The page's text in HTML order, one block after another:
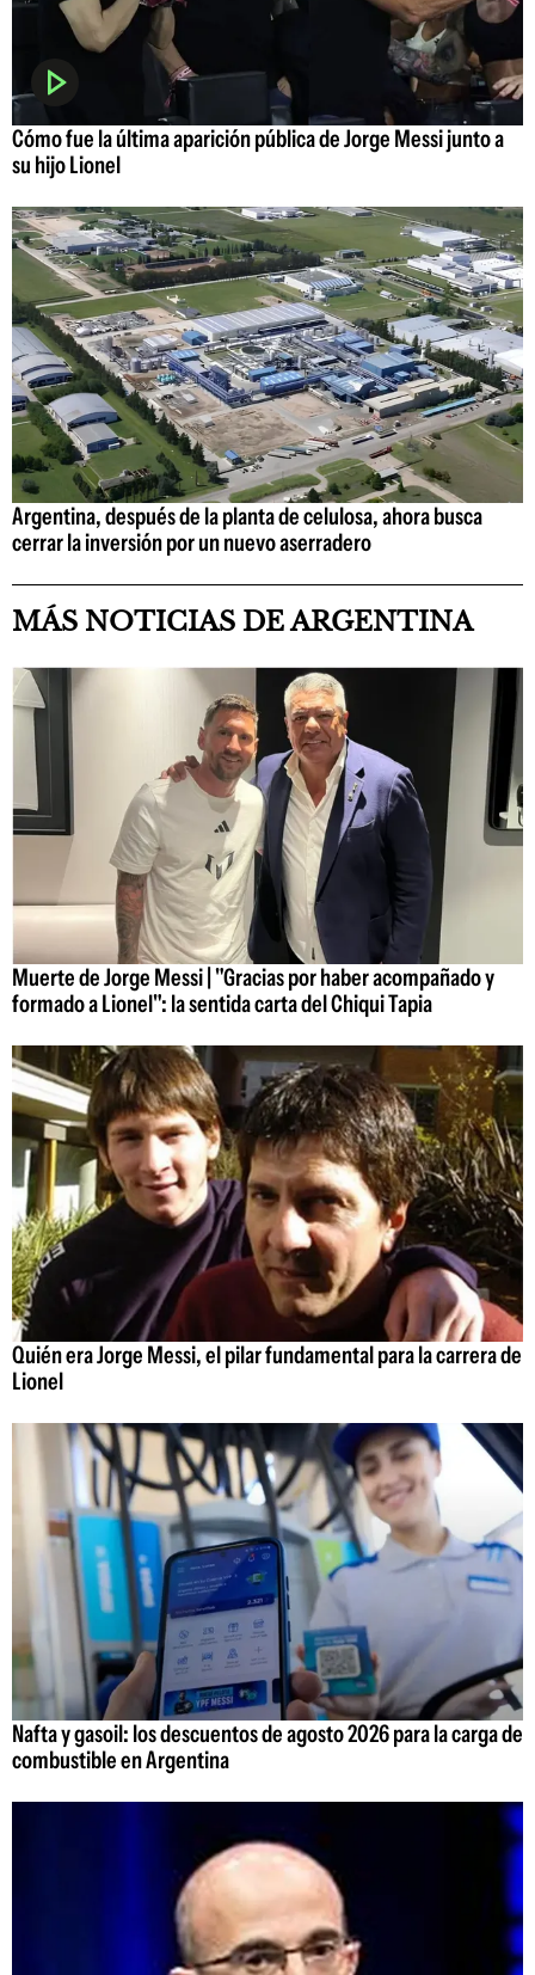
Cómo fue la última aparición pública de Jorge Messi junto a
su hijo Lionel
Argentina, después de la planta de celulosa, ahora busca
cerrar la inversión por un nuevo aserradero
MÁS NOTICIAS DE ARGENTINA
Muerte de Jorge Messi | "Gracias por haber acompañado y
formado a Lionel": la sentida carta del Chiqui Tapia
Quién era Jorge Messi, el pilar fundamental para la carrera de
Lionel
Nafta y gasoil: los descuentos de agosto 2026 para la carga de
combustible en Argentina